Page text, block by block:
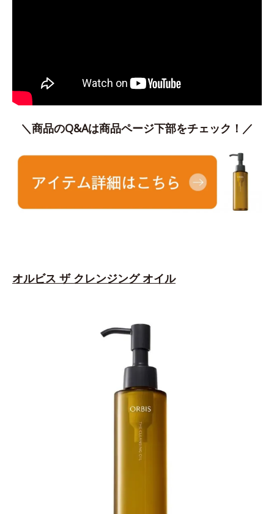
＼商品のQ&Aは商品ページ下部をチェック！／
オルビス ザ クレンジング オイル